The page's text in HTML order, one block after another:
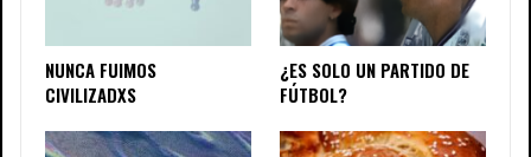
NUNCA FUIMOS
CIVILIZADXS
¿ES SOLO UN PARTIDO DE
FÚTBOL?